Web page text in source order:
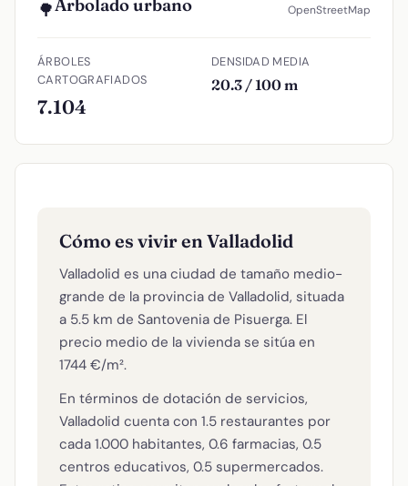
🌳Arbolado urbano OpenStreetMap
ÁRBOLES
CARTOGRAFIADOS
7.104
DENSIDAD MEDIA
20.3 / 100 m
Cómo es vivir en Valladolid
Valladolid es una ciudad de tamaño medio-
grande de la provincia de Valladolid, situada
a 5.5 km de Santovenia de Pisuerga. El
precio medio de la vivienda se sitúa en
1744 €/m².
En términos de dotación de servicios,
Valladolid cuenta con 1.5 restaurantes por
cada 1.000 habitantes, 0.6 farmacias, 0.5
centros educativos, 0.5 supermercados.